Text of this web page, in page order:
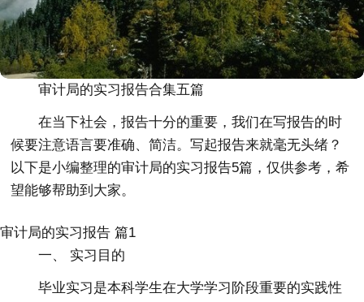
审计局的实习报告合集五篇
在当下社会，报告十分的重要，我们在写报告的时
候要注意语言要准确、简洁。写起报告来就毫无头绪？
以下是小编整理的审计局的实习报告5篇，仅供参考，希
望能够帮助到大家。
审计局的实习报告 篇1
一、 实习目的
毕业实习是本科学生在大学学习阶段重要的实践性